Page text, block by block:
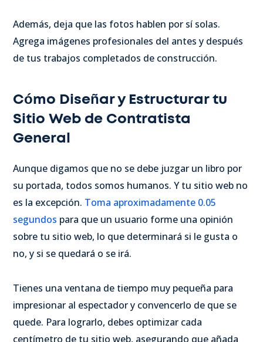
Además, deja que las fotos hablen por sí solas.
Agrega imágenes profesionales del antes y después
de tus trabajos completados de construcción.
Cómo Diseñar y Estructurar tu
Sitio Web de Contratista
General
Aunque digamos que no se debe juzgar un libro por
su portada, todos somos humanos. Y tu sitio web no
es la excepción. Toma aproximadamente 0.05
segundos para que un usuario forme una opinión
sobre tu sitio web, lo que determinará si le gusta o
no, y si se quedará o se irá.
Tienes una ventana de tiempo muy pequeña para
impresionar al espectador y convencerlo de que se
quede. Para lograrlo, debes optimizar cada
centímetro de tu sitio web, asegurando que añada